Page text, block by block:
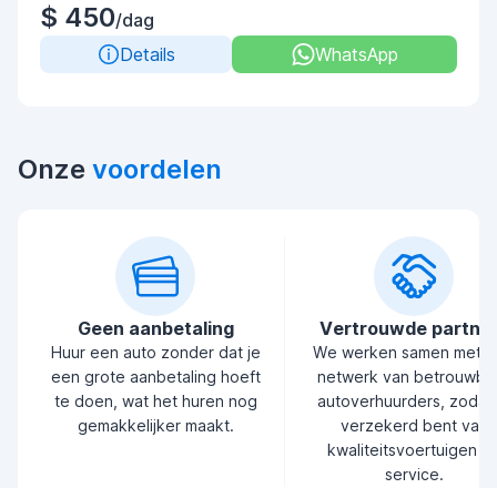
$ 450/dag
Details
WhatsApp
Onze voordelen
Geen aanbetaling
Huur een auto zonder dat je
een grote aanbetaling hoeft
te doen, wat het huren nog
gemakkelijker maakt.
Vertrouwde
We werken samen met
netwerk van
autoverhuurders, zodat
verzekerd bent van
kwaliteitsvoertuigen
service.